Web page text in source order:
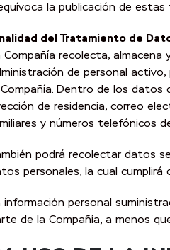
la publicación de
del Tratamiento de
Compañía recolecta,
de personal
Dentro de los datos
de residencia, correo
y números telefónicos
podrá recolectar datos
personales, la cual
información personal
de la Compañía, a menos